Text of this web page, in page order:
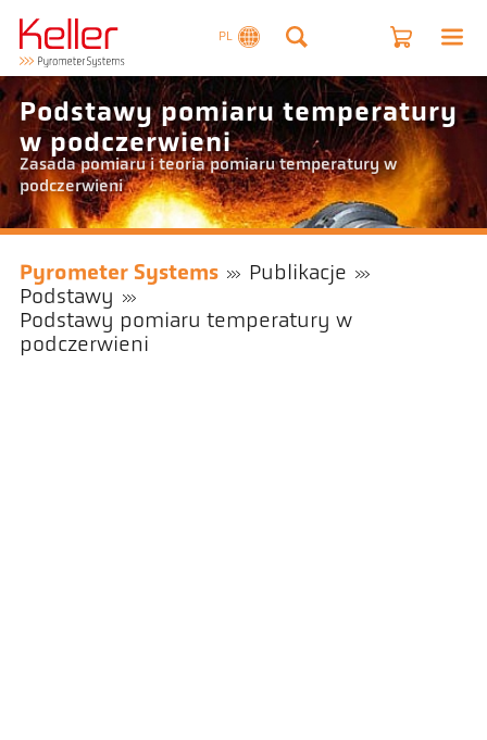
PL
Podstawy pomiaru temperatury
w podczerwieni
Zasada pomiaru i teoria pomiaru temperatury w
podczerwieni
Pyrometer Systems
Publikacje
Podstawy
Podstawy pomiaru temperatury w
podczerwieni